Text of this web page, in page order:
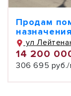
Продам
ул
14 200
306 695 руб./